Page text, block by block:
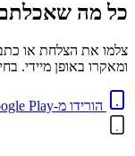
כל מה
ומאקרו באופן מיידי.
הורידו מ-Google Play